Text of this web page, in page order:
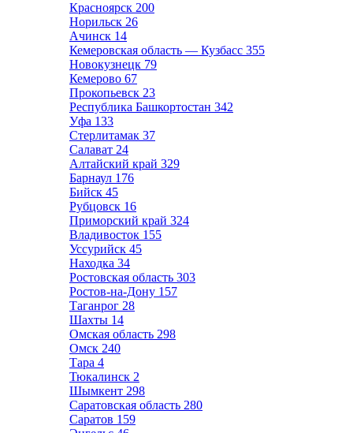
Красноярск 200
Норильск 26
Ачинск 14
Кемеровская область — Кузбасс 355
Новокузнецк 79
Кемерово 67
Прокопьевск 23
Республика Башкортостан 342
Уфа 133
Стерлитамак 37
Салават 24
Алтайский край 329
Барнаул 176
Бийск 45
Рубцовск 16
Приморский край 324
Владивосток 155
Уссурийск 45
Находка 34
Ростовская область 303
Ростов-на-Дону 157
Таганрог 28
Шахты 14
Омская область 298
Омск 240
Тара 4
Тюкалинск 2
Шымкент 298
Саратовская область 280
Саратов 159